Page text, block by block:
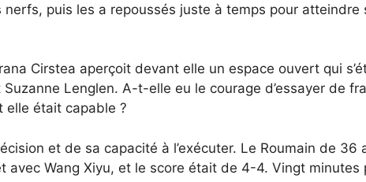
nerfs, puis les a repoussés juste à temps pour atteindre
Cirstea aperçoit devant elle un espace ouvert qui
Lenglen. A-t-elle eu le courage d’essayer de
elle était capable ?
et de sa capacité à l’exécuter. Le Roumain de 36
avec Wang Xiyu, et le score était de 4-4. Vingt minutes